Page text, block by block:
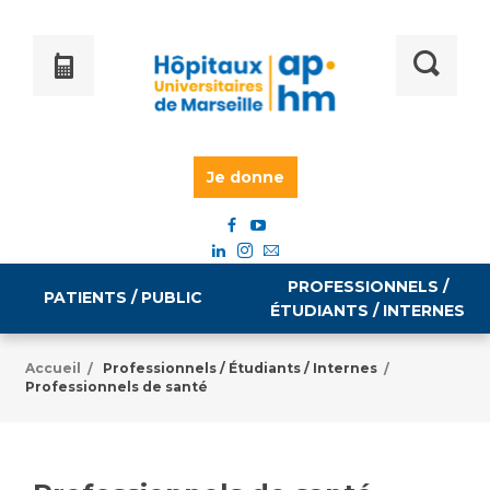
Je donne
PATIENTS / PUBLIC
PROFESSIONNELS /
ÉTUDIANTS / INTERNES
Emploi / formation
Accueil / Professionnels / Étudiants / Internes /
Professionnels de santé